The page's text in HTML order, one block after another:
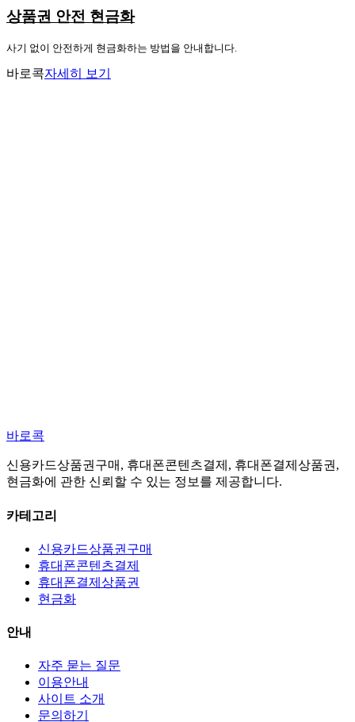
상품권 안전 현금화
사기 없이 안전하게 현금화하는 방법을 안내합니다.
바로콕자세히 보기
바로콕
신용카드상품권구매, 휴대폰콘텐츠결제, 휴대폰결제상품권,
현금화에 관한 신뢰할 수 있는 정보를 제공합니다.
카테고리
신용카드상품권구매
휴대폰콘텐츠결제
휴대폰결제상품권
현금화
안내
자주 묻는 질문
이용안내
사이트 소개
문의하기